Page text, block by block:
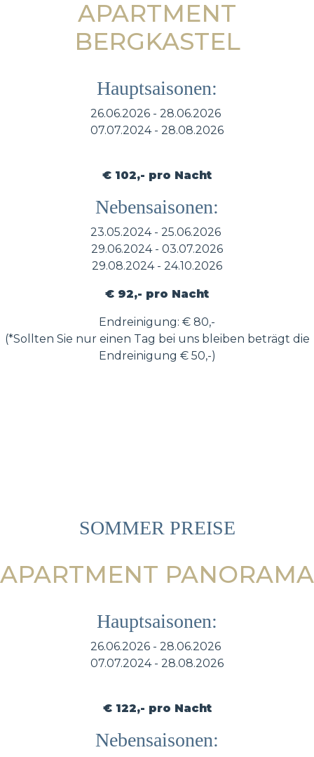
APARTMENT
BERGKASTEL
Hauptsaisonen:
26.06.2026 - 28.06.2026
07.07.2024 - 28.08.2026
€ 102,- pro Nacht
Nebensaisonen:
23.05.2024 - 25.06.2026
29.06.2024 - 03.07.2026
29.08.2024 - 24.10.2026
€ 92,- pro Nacht
Endreinigung: € 80,-
(*Sollten Sie nur einen Tag bei uns bleiben beträgt die
Endreinigung € 50,-)
SOMMER PREISE
APARTMENT PANORAMA
Hauptsaisonen:
26.06.2026 - 28.06.2026
07.07.2024 - 28.08.2026
€ 122,- pro Nacht
Nebensaisonen: